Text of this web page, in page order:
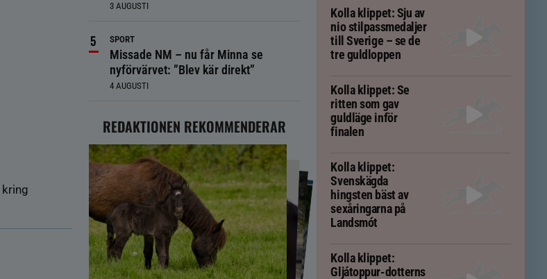
3 AUGUSTI
SPORT
Missade NM – nu får Minna se
nyförvärvet: ”Blev kär direkt”
4 AUGUSTI
REDAKTIONEN REKOMMENDERAR
Kolla klippet: Sju av
nio stilpassmedaljer
till Sverige – se de
tre guldloppen
Kolla klippet: Se
ritten som gav
guldläge inför
finalen
Kolla klippet:
Svenskägda
hingsten bäst av
sexåringarna på
Landsmót
Kolla klippet:
Gljátoppur-dotterns